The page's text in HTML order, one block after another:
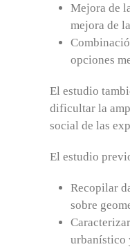
Mejora de
mejora de
opciones
El estudio
dificultar la
social de las
El estudio
Recopilar
sobre
urbanístico